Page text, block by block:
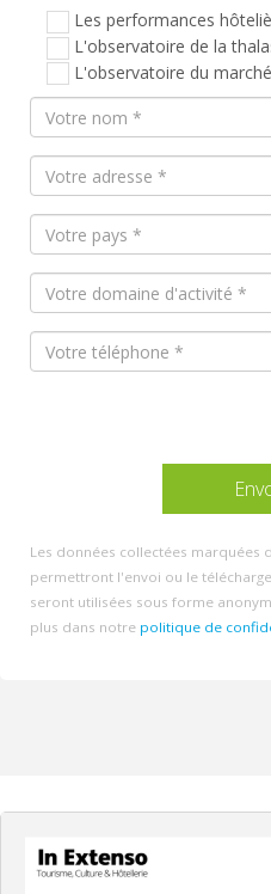
Les performances
L'observatoire de la
L'observatoire du
Les données collectées marquées
permettront l'envoi ou le
seront utilisées sous forme
plus dans notre politique de